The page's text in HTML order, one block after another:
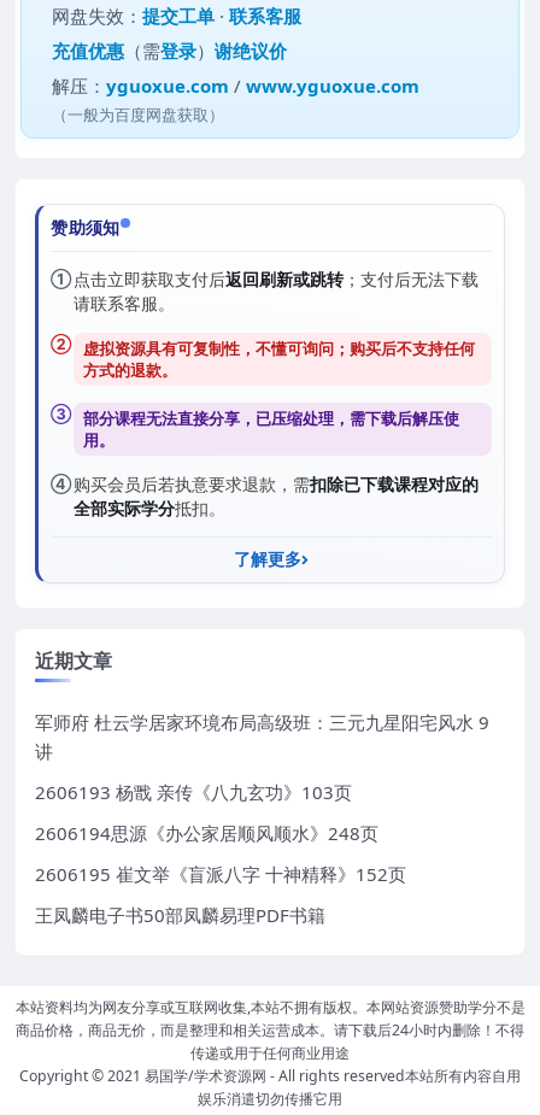
网盘失效：提交工单 ·联系客服
充值优惠 （需登录）谢绝议价
解压：yguoxue.com /www.yguoxue.com
（一般为百度网盘获取）
赞助须知
①点击立即获取支付后返回刷新或跳转；支付后无法下载
请联系客服。
② 虚拟资源具有可复制性，不懂可询问；购买后不支持任何
方式的退款。
③ 部分课程无法直接分享，已压缩处理，需下载后解压使
用。
④购买会员后若执意要求退款，需扣除已下载课程对应的
全部实际学分抵扣。
了解更多
近期文章
军师府 杜云学居家环境布局高级班：三元九星阳宅风水 9
讲
2606193 杨戬 亲传《八九玄功》103页
2606194思源《办公家居顺风顺水》248页
2606195 崔文举《盲派八字 十神精释》152页
王凤麟电子书50部凤麟易理PDF书籍
本站资料均为网友分享或互联网收集,本站不拥有版权。本网站资源赞助学分不是
商品价格，商品无价，而是整理和相关运营成本。请下载后24小时内删除！不得
传递或用于任何商业用途
Copyright © 2021 易国学/学术资源网 - All rights reserved本站所有内容自用
娱乐消遣切勿传播它用